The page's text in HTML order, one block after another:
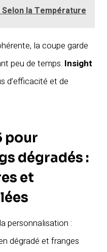
la Température
la coupe garde
peu de temps. Insight
d’efficacité et de
pour
dégradés :
et
personnalisation :
dégradé et franges